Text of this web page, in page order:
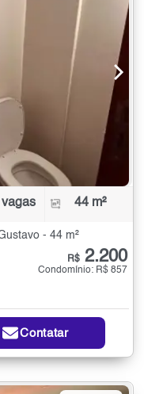
44 m²
- 44 m²
R$ 2.200
Condomínio: R$ 857
Contatar